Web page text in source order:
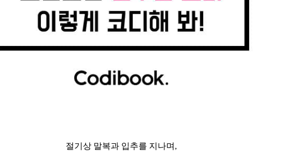
절기상 말복과 입추를 지나며,